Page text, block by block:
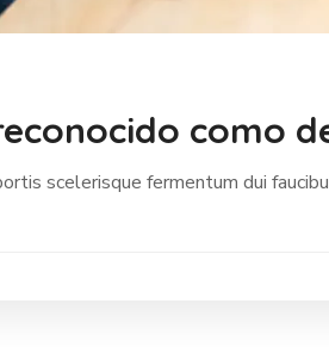
como
scelerisque fermentum dui